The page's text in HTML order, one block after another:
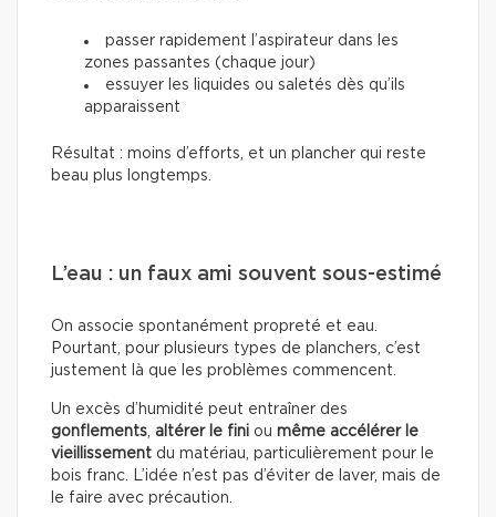
passer rapidement l’aspirateur dans les
zones passantes (chaque jour)
essuyer les liquides ou saletés dès qu’ils
apparaissent
Résultat : moins d’efforts, et un plancher qui reste
beau plus longtemps.
L’eau : un faux ami souvent sous-estimé
On associe spontanément propreté et eau.
Pourtant, pour plusieurs types de planchers, c’est
justement là que les problèmes commencent.
Un excès d’humidité peut entraîner des
gonflements altérer le fini ou même accélérer le
vieillissement du matériau, particulièrement pour le
bois franc. L’idée n’est pas d’éviter de laver, mais de
le faire avec précaution.